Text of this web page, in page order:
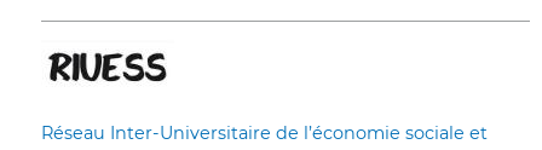
Réseau Inter-Universitaire de l’économie sociale et